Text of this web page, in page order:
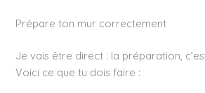
Prépare ton mur correctement
Je vais être direct : la préparation,
Voici ce que tu dois faire :